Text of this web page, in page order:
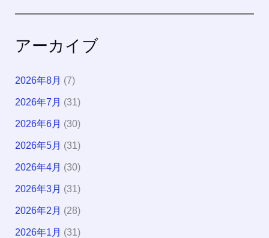
アーカイブ
2026年8月 (7)
2026年7月 (31)
2026年6月 (30)
2026年5月 (31)
2026年4月 (30)
2026年3月 (31)
2026年2月 (28)
2026年1月 (31)